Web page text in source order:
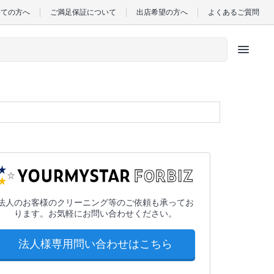
の方へ ご満足保証について 出店希望の方へ よくあるご質問
menu
人のお客様のクリーニング等のご依頼も承ってお
ります。お気軽にお問い合わせください。
法人様専用問い合わせはこちら